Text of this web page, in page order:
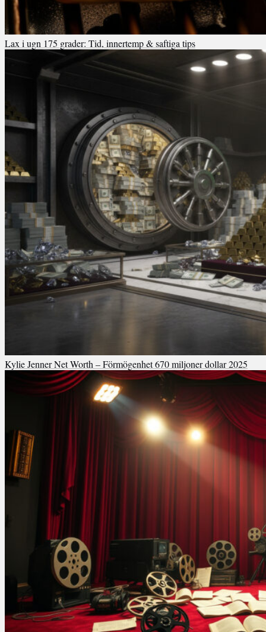
Lax i ugn 175 grader: Tid, innertemp & saftiga tips
Kylie Jenner Net Worth – Förmögenhet 670 miljoner dollar 2025